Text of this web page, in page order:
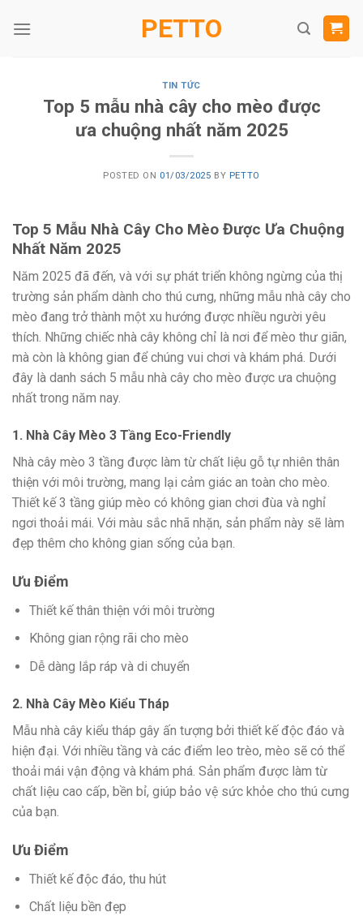
PETTO
TIN TỨC
Top 5 mẫu nhà cây cho mèo được
ưa chuộng nhất năm 2025
POSTED ON 01/03/2025 BY PETTO
Top 5 Mẫu Nhà Cây Cho Mèo Được Ưa Chuộng
Nhất Năm 2025
Năm 2025 đã đến, và với sự phát triển không ngừng của thị
trường sản phẩm dành cho thú cưng, những mẫu nhà cây cho
mèo đang trở thành một xu hướng được nhiều người yêu
thích. Những chiếc nhà cây không chỉ là nơi để mèo thư giãn,
mà còn là không gian để chúng vui chơi và khám phá. Dưới
đây là danh sách 5 mẫu nhà cây cho mèo được ưa chuộng
nhất trong năm nay.
1. Nhà Cây Mèo 3 Tầng Eco-Friendly
Nhà cây mèo 3 tầng được làm từ chất liệu gỗ tự nhiên thân
thiện với môi trường, mang lại cảm giác an toàn cho mèo.
Thiết kế 3 tầng giúp mèo có không gian chơi đùa và nghỉ
ngơi thoải mái. Với màu sắc nhã nhặn, sản phẩm này sẽ làm
đẹp thêm cho không gian sống của bạn.
Ưu Điểm
Thiết kế thân thiện với môi trường
Không gian rộng rãi cho mèo
Dễ dàng lắp ráp và di chuyển
2. Nhà Cây Mèo Kiểu Tháp
Mẫu nhà cây kiểu tháp gây ấn tượng bởi thiết kế độc đáo và
hiện đại. Với nhiều tầng và các điểm leo trèo, mèo sẽ có thể
thoải mái vận động và khám phá. Sản phẩm được làm từ
chất liệu cao cấp, bền bỉ, giúp bảo vệ sức khỏe cho thú cưng
của bạn.
Ưu Điểm
Thiết kế độc đáo, thu hút
Chất liệu bền đẹp